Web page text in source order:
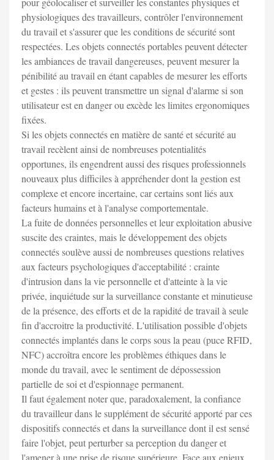
physiologiques des travailleurs, contrôler l'environnement
du travail et s'assurer que les conditions de sécurité sont
respectées. Les objets connectés portables peuvent détecter
les ambiances de travail dangereuses, peuvent mesurer la
pénibilité au travail en étant capables de mesurer les efforts
et gestes : ils peuvent transmettre un signal d'alarme si son
utilisateur est en danger ou excède les limites ergonomiques
fixées.
Si les objets connectés en matière de santé et sécurité au
travail recèlent ainsi de nombreuses potentialités
opportunes, ils engendrent aussi des risques professionnels
nouveaux plus difficiles à appréhender dont la gestion est
complexe et encore incertaine, car certains sont liés aux
facteurs humains et à l'analyse comportementale.
La fuite de données personnelles et leur exploitation abusive
suscite des craintes, mais le développement des objets
connectés soulève aussi de nombreuses questions relatives
aux facteurs psychologiques d'acceptabilité : crainte
d'intrusion dans la vie personnelle et d'atteinte à la vie
privée, inquiétude sur la surveillance constante et minutieuse
de la présence, des efforts et de la rapidité de travail à seule
fin d'accroitre la productivité. L'utilisation possible d'objets
connectés implantés dans le corps sous la peau (puce RFID,
NFC) accroîtra encore les problèmes éthiques dans le
monde du travail, avec le sentiment de dépossession
partielle de soi et d'espionnage permanent.
Il faut également noter que, paradoxalement, la confiance
du travailleur dans le supplément de sécurité apporté par ces
dispositifs connectés et dans la surveillance dont il est sensé
faire l'objet, peut perturber sa perception du danger et
l'amener à une prise de risque supérieure. Face aux enjeux